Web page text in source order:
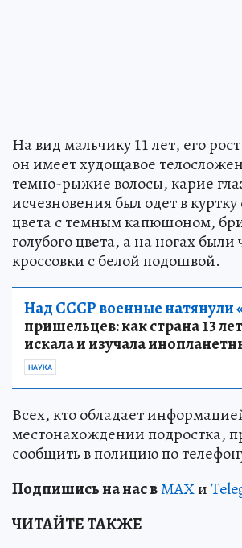
На вид мальчику 11 лет, его
он имеет худощавое
темно-рыжие волосы, карие
исчезновения был одет в куртку
цвета с темным капюшоном,
голубого цвета, а на ногах
кроссовки с белой подошвой.
Над СССР военные натянули
пришельцев: как страна 13
искала и изучала
НАУКА
Всех, кто обладает
местонахождении подростка,
сообщить в полицию по
Подпишись на нас вМАХи
ЧИТАЙТЕ ТАКЖЕ